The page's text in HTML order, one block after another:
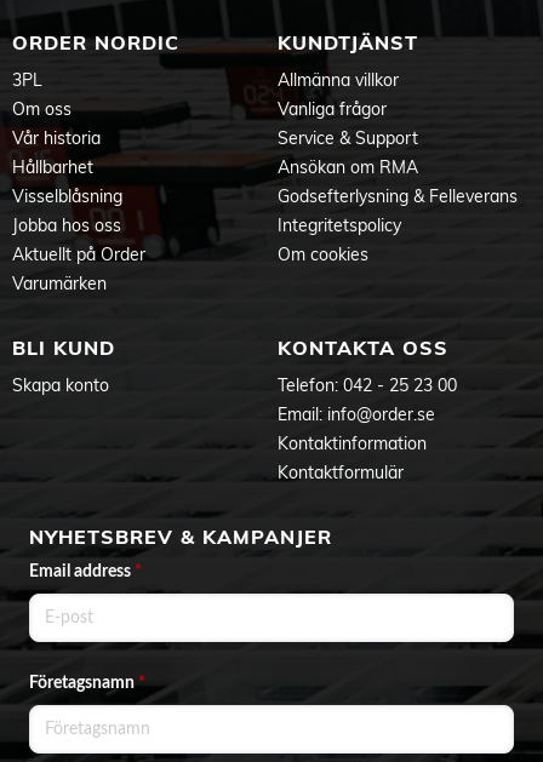
ORDER NORDIC
3PL
Om oss
Vår historia
Hållbarhet
Visselblåsning
Jobba hos oss
Aktuellt på Order
Varumärken
KUNDTJÄNST
Allmänna villkor
Vanliga frågor
Service & Support
Ansökan om RMA
Godsefterlysning & Felleverans
Integritetspolicy
Om cookies
BLI KUND
Skapa konto
KONTAKTA OSS
Telefon: 042 - 25 23 00
Email: info@order.se
Kontaktinformation
Kontaktformulär
NYHETSBREV & KAMPANJER
Email address *
Företagsnamn*